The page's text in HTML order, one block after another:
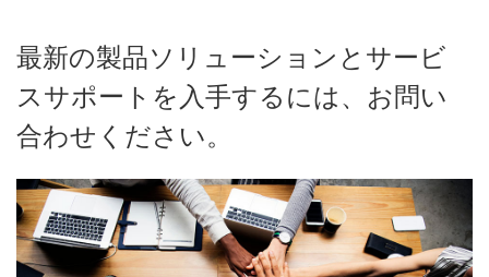
最新の製品ソリューションとサービ
スサポートを入手するには、お問い
合わせください。